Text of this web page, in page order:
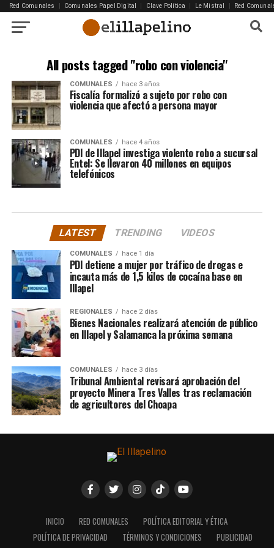
Red Comunales Comunales Papel Digital Clave Política Le Mistral Red
All posts tagged "robo con violencia"
COMUNALES hace 3 años
Fiscalía formalizó a sujeto por robo con
violencia que afectó a persona mayor
COMUNALES hace 4 años
PDI de Illapel investiga violento robo a sucursal
Entel: Se llevaron 40 millones en equipos
telefónicos
LATEST TRENDING VIDEOS
COMUNALES hace 1 día
PDI detiene a mujer por tráfico de drogas e
incauta más de 1,5 kilos de cocaína base en
Illapel
REGIONALES hace 2 días
Bienes Nacionales realizará atención de público
en Illapel y Salamanca la próxima semana
COMUNALES hace 3 días
Tribunal Ambiental revisará aprobación del
proyecto Minera Tres Valles tras reclamación
de agricultores del Choapa
INICIO RED COMUNALES
POLÍTICA EDITORIAL Y ÉTICA
POLÍTICA DE PRIVACIDAD
TÉRMINOS Y CONDICIONES
PUBLICIDAD